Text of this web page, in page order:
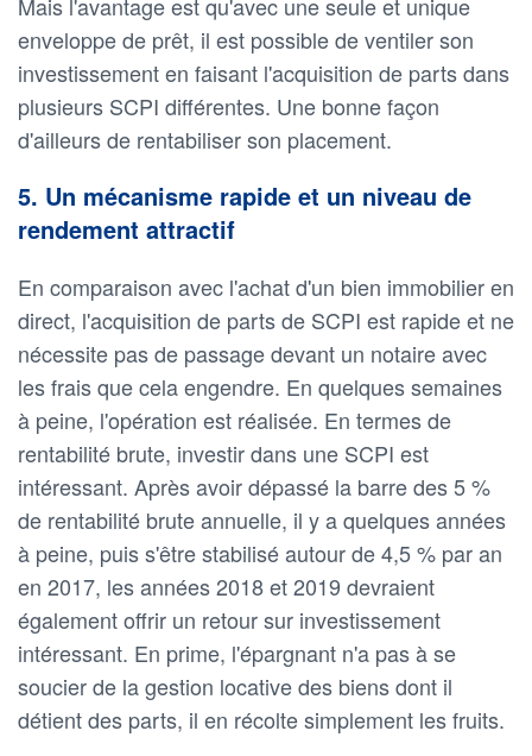
enveloppe de prêt, il est possible de ventiler son
investissement en faisant l'acquisition de parts dans
plusieurs SCPI différentes. Une bonne façon
d'ailleurs de rentabiliser son placement.
5. Un mécanisme rapide et un niveau de
rendement attractif
En comparaison avec l'achat d'un bien immobilier en
direct, l'acquisition de parts de SCPI est rapide et ne
nécessite pas de passage devant un notaire avec
les frais que cela engendre. En quelques semaines
à peine, l'opération est réalisée. En termes de
rentabilité brute, investir dans une SCPI est
intéressant. Après avoir dépassé la barre des 5 %
de rentabilité brute annuelle, il y a quelques années
à peine, puis s'être stabilisé autour de 4,5 % par an
en 2017, les années 2018 et 2019 devraient
également offrir un retour sur investissement
intéressant. En prime, l'épargnant n'a pas à se
soucier de la gestion locative des biens dont il
détient des parts, il en récolte simplement les fruits.